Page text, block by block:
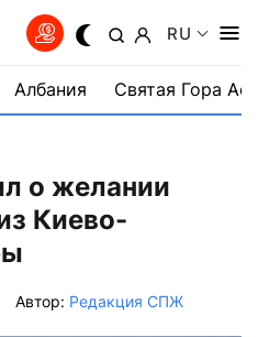
RU
Албания Святая Гора
о желании
Киево-
Автор: Редакция СПЖ